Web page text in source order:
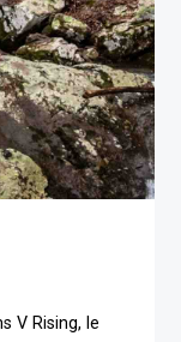
V Rising, le